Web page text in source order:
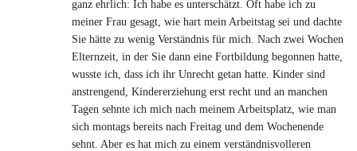
ganz ehrlich: Ich habe es unterschätzt. Oft habe ich zu
meiner Frau gesagt, wie hart mein Arbeitstag sei und dachte
Sie hätte zu wenig Verständnis für mich. Nach zwei Wochen
Elternzeit, in der Sie dann eine Fortbildung begonnen hatte,
wusste ich, dass ich ihr Unrecht getan hatte. Kinder sind
anstrengend, Kindererziehung erst recht und an manchen
Tagen sehnte ich mich nach meinem Arbeitsplatz, wie man
sich montags bereits nach Freitag und dem Wochenende
sehnt. Aber es hat mich zu einem verständnisvolleren